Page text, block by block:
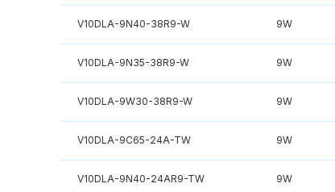
V10DLA-9N40-38R9-W 9W
V10DLA-9N35-38R9-W 9W
V10DLA-9W30-38R9-W 9W
V10DLA-9C65-24A-TW 9W
V10DLA-9N40-24AR9-TW 9W